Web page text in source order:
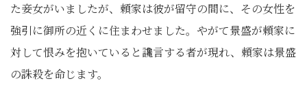
た妾女がいましたが、頼家は彼が留守の間に、その女性を
強引に御所の近くに住まわせました。やがて景盛が頼家に
対して恨みを抱いていると讒言する者が現れ、頼家は景盛
の誅殺を命じます。